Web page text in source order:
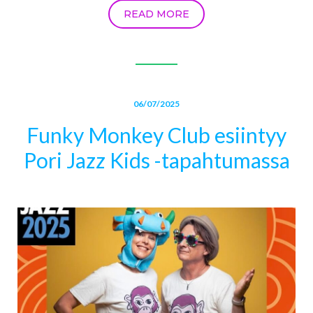
READ MORE
06/07/2025
Funky Monkey Club esiintyy
Pori Jazz Kids -tapahtumassa